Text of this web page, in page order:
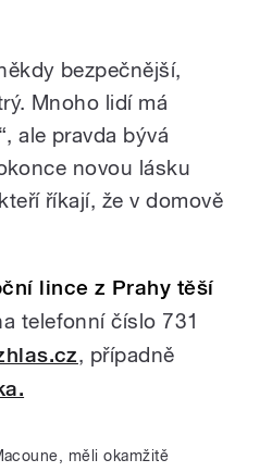
bezpečnější,
Mnoho lidí má
ale pravda bývá
novou lásku
říkají, že v domově
lince z Prahy těší
telefonní číslo 731
, případně
měli okamžitě